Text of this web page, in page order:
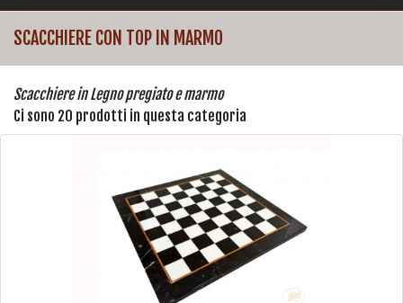
SCACCHIERE CON TOP IN MARMO
Scacchiere in Legno pregiato e marmo
Ci sono 20 prodotti in questa categoria